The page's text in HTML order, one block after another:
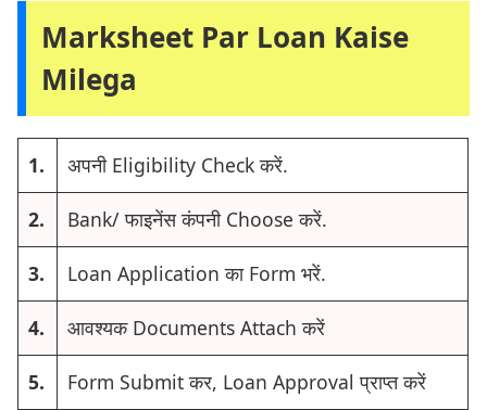
Marksheet Par Loan Kaise
Milega
1. अपनी Eligibility Check करें.
2. Bank/ फाइनेंस कंपनी Choose करें.
3. Loan Application का Form भरें.
4. आवश्यक Documents Attach करें
5. Form Submit कर, Loan Approval प्राप्त करें